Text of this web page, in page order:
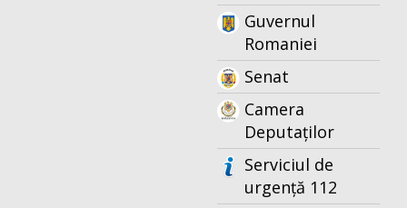
Guvernul
Romaniei
Senat
Camera
Deputaților
Serviciul de
urgență 112